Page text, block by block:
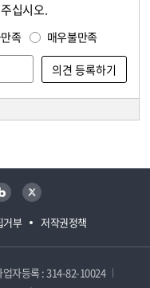
십시오.
족 매우불만족
거부 저작권정책
블로그 트위터
업자등록 : 314-82-10024